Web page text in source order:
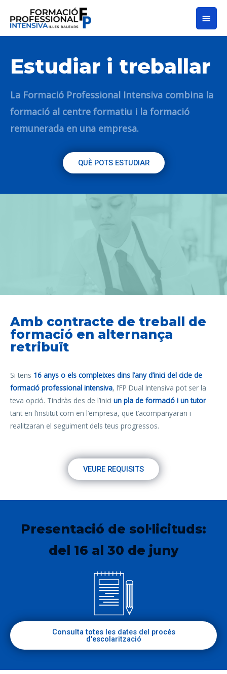
Estudiar i treballar
La Formació Professional Intensiva combina la
formació al centre formatiu i la formació
remunerada en una empresa.
QUÈ POTS ESTUDIAR
Amb contracte de treball de
formació en alternança
retribuït
Si tens 16 anys o els compleixes dins l’any d’inici del cicle de
formació professional intensiva, l’FP Dual Intensiva pot ser la
teva opció. Tindràs des de l’inici un pla de formació i un tutor
tant en l’institut com en l’empresa, que t’acompanyaran i
realitzaran el seguiment dels teus progressos.
VEURE REQUISITS
Presentació de sol·licituds:
del 16 al 30 de juny
Consulta totes les dates del procés
d'escolarització